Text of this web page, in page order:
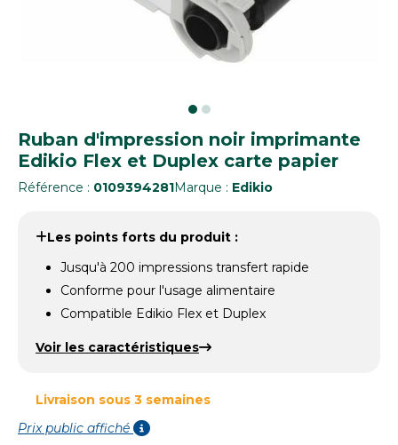
Ruban d'impression noir imprimante
Edikio Flex et Duplex carte papier
Référence : 0109394281Marque : Edikio
Les points forts du produit :
Jusqu'à 200 impressions transfert rapide
Conforme pour l'usage alimentaire
Compatible Edikio Flex et Duplex
Voir les caractéristiques
Livraison sous 3 semaines
Prix public affiché